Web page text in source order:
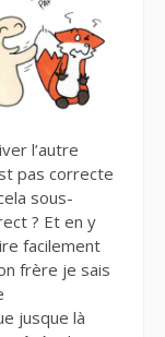
l’autre
pas correcte
sous-
? Et en y
facilement
frère je sais
jusque là